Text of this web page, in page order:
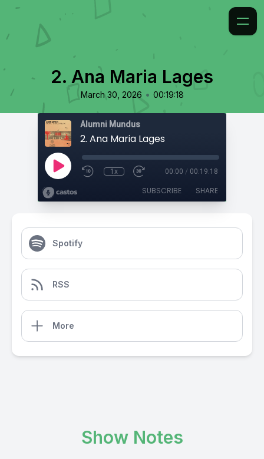
2. Ana Maria Lages
March 30, 2026 • 00:19:18
Alumni Mundus
2. Ana Maria Lages
1x 00:00 / 00:19:18
SUBSCRIBE SHARE
Spotify
RSS
More
Show Notes